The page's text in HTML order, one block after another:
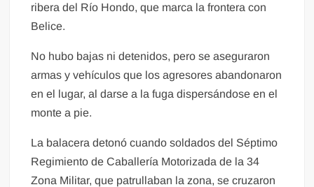
ribera del Río Hondo, que marca la frontera con
Belice.
No hubo bajas ni detenidos, pero se aseguraron
armas y vehículos que los agresores abandonaron
en el lugar, al darse a la fuga dispersándose en el
monte a pie.
La balacera detonó cuando soldados del Séptimo
Regimiento de Caballería Motorizada de la 34
Zona Militar, que patrullaban la zona, se cruzaron